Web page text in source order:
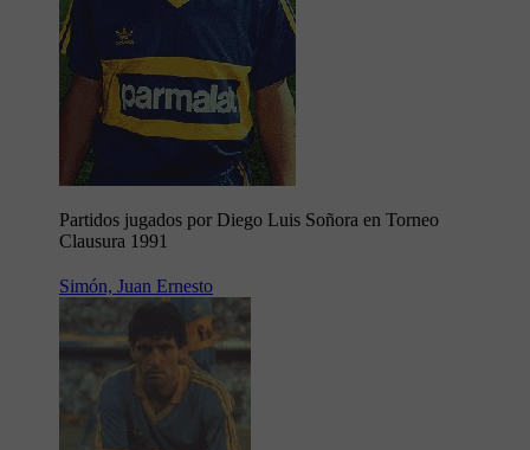
Partidos jugados por Diego Luis Soñora en Torneo
Clausura 1991
Simón, Juan Ernesto